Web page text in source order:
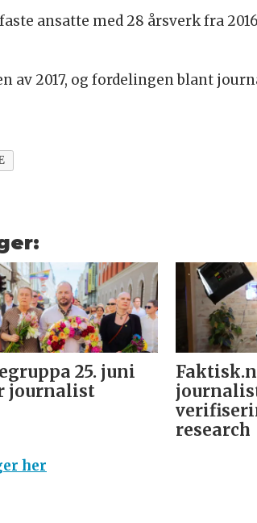
ansatte med 28 årsverk fra
av 2017, og fordelingen blant
25. juni
journalist
research­
her